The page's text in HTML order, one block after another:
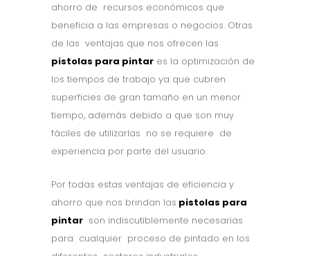
ahorro de recursos económicos que
beneficia a las empresas o negocios. Otras
de las ventajas que nos ofrecen las
pistolas para pintar es la optimización de
los tiempos de trabajo ya que cubren
superficies de gran tamaño en un menor
tiempo, además debido a que son muy
fáciles de utilizarlas no se requiere de
experiencia por parte del usuario.
Por todas estas ventajas de eficiencia y
ahorro que nos brindan las pistolas para
pintar son indiscutiblemente necesarias
para cualquier proceso de pintado en los